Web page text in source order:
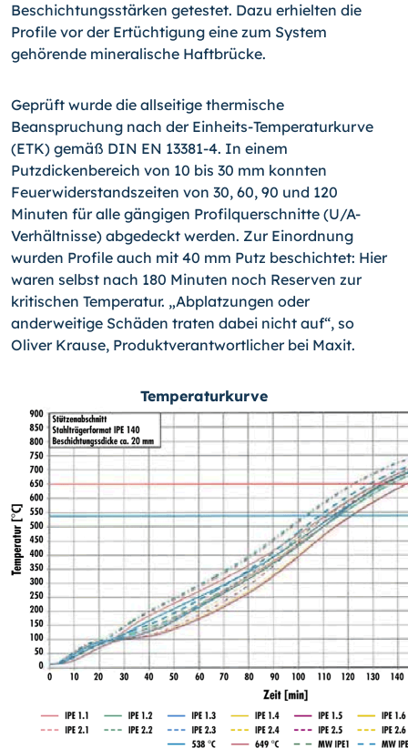
Beschichtungsstärken getestet. Dazu erhielten die
Profile vor der Ertüchtigung eine zum System
gehörende mineralische Haftbrücke.
Geprüft wurde die allseitige thermische
Beanspruchung nach der Einheits-Temperaturkurve
(ETK) gemäß DIN EN 13381-4. In einem
Putzdickenbereich von 10 bis 30 mm konnten
Feuerwiderstandszeiten von 30, 60, 90 und 120
Minuten für alle gängigen Profilquerschnitte (U/A-
Verhältnisse) abgedeckt werden. Zur Einordnung
wurden Profile auch mit 40 mm Putz beschichtet: Hier
waren selbst nach 180 Minuten noch Reserven zur
kritischen Temperatur. „Abplatzungen oder
anderweitige Schäden traten dabei nicht auf“, so
Oliver Krause, Produktverantwortlicher bei Maxit.
Temperaturkurve